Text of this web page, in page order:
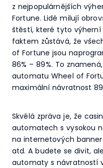
z nejpopulárnějších
Fortune. Lidé milují
štěstí, které tyto
faktem zůstává, že
of Fortune jsou
86% – 89%. To
automatu Wheel of
maximální návratnost
Skvělá zpráva je, že
automatech s vysokou
na internetových
atd. A budete se divit,
automaty s návratností